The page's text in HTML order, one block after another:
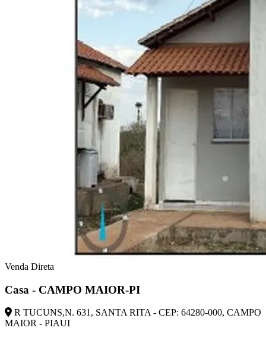
Venda Direta
Casa - CAMPO MAIOR-PI
R TUCUNS,N. 631, SANTA RITA - CEP: 64280-000, CAMPO
MAIOR - PIAUI